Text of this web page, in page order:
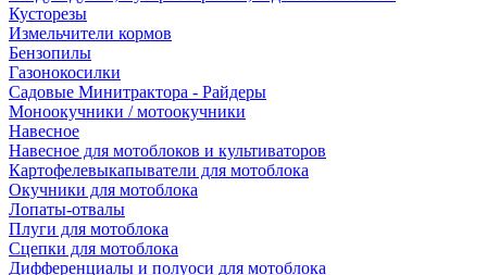
Кусторезы
Измельчители кормов
Бензопилы
Газонокосилки
Садовые Минитрактора - Райдеры
Моноокучники / мотоокучники
Навесное
Навесное для мотоблоков и культиваторов
Картофелевыкапыватели для мотоблока
Окучники для мотоблока
Лопаты-отвалы
Плуги для мотоблока
Сцепки для мотоблока
Дифференциалы и полуоси для мотоблока